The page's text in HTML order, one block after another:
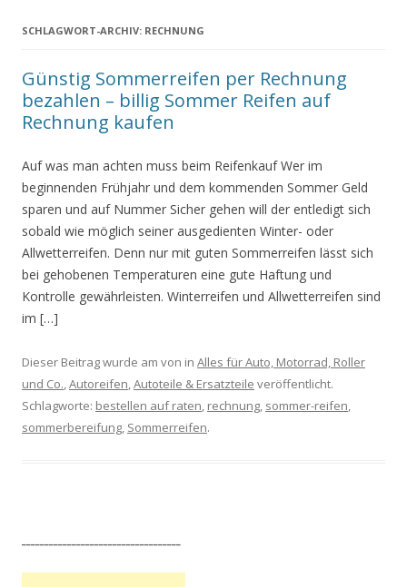
SCHLAGWORT-ARCHIV: RECHNUNG
Günstig Sommerreifen per Rechnung
bezahlen – billig Sommer Reifen auf
Rechnung kaufen
Auf was man achten muss beim Reifenkauf Wer im
beginnenden Frühjahr und dem kommenden Sommer Geld
sparen und auf Nummer Sicher gehen will der entledigt sich
sobald wie möglich seiner ausgedienten Winter- oder
Allwetterreifen. Denn nur mit guten Sommerreifen lässt sich
bei gehobenen Temperaturen eine gute Haftung und
Kontrolle gewährleisten. Winterreifen und Allwetterreifen sind
im […]
Dieser Beitrag wurde am von in Alles für Auto, Motorrad, Roller
und Co.,Autoreifen,Autoteile & Ersatzteile veröffentlicht.
Schlagworte: bestellen auf raten, rechnung, sommer-reifen,
sommerbereifung, Sommerreifen.